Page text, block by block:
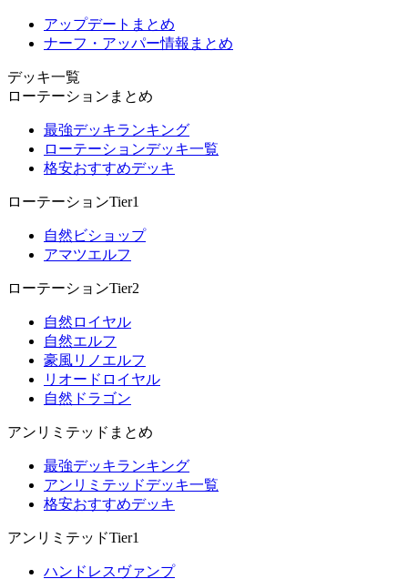
アップデートまとめ
ナーフ・アッパー情報まとめ
デッキ一覧
ローテーションまとめ
最強デッキランキング
ローテーションデッキ一覧
格安おすすめデッキ
ローテーションTier1
自然ビショップ
アマツエルフ
ローテーションTier2
自然ロイヤル
自然エルフ
豪風リノエルフ
リオードロイヤル
自然ドラゴン
アンリミテッドまとめ
最強デッキランキング
アンリミテッドデッキ一覧
格安おすすめデッキ
アンリミテッドTier1
ハンドレスヴァンプ